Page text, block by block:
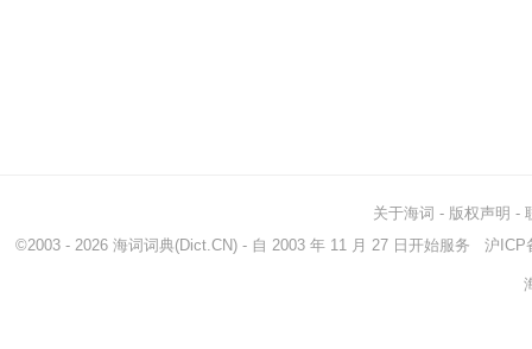
关于海词 - 版权声明 -
©2003 - 2026 海词词典(Dict.CN) - 自 2003 年 11 月 27 日开始服务 沪ICP